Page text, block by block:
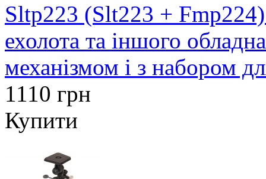
Sltp223 (Slt223 +
ехолота та іншого
механізмом і з набором
1110 грн
Купити